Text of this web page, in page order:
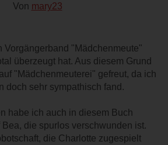
Von mary23
Vorgängerband "Mädchenmeute"
überzeugt hat. Aus diesem Grund
"Mädchenmeuterei" gefreut, da ich
doch sehr sympathisch fand.
habe ich auch in diesem Buch
die spurlos verschwunden ist.
die Charlotte zugespielt